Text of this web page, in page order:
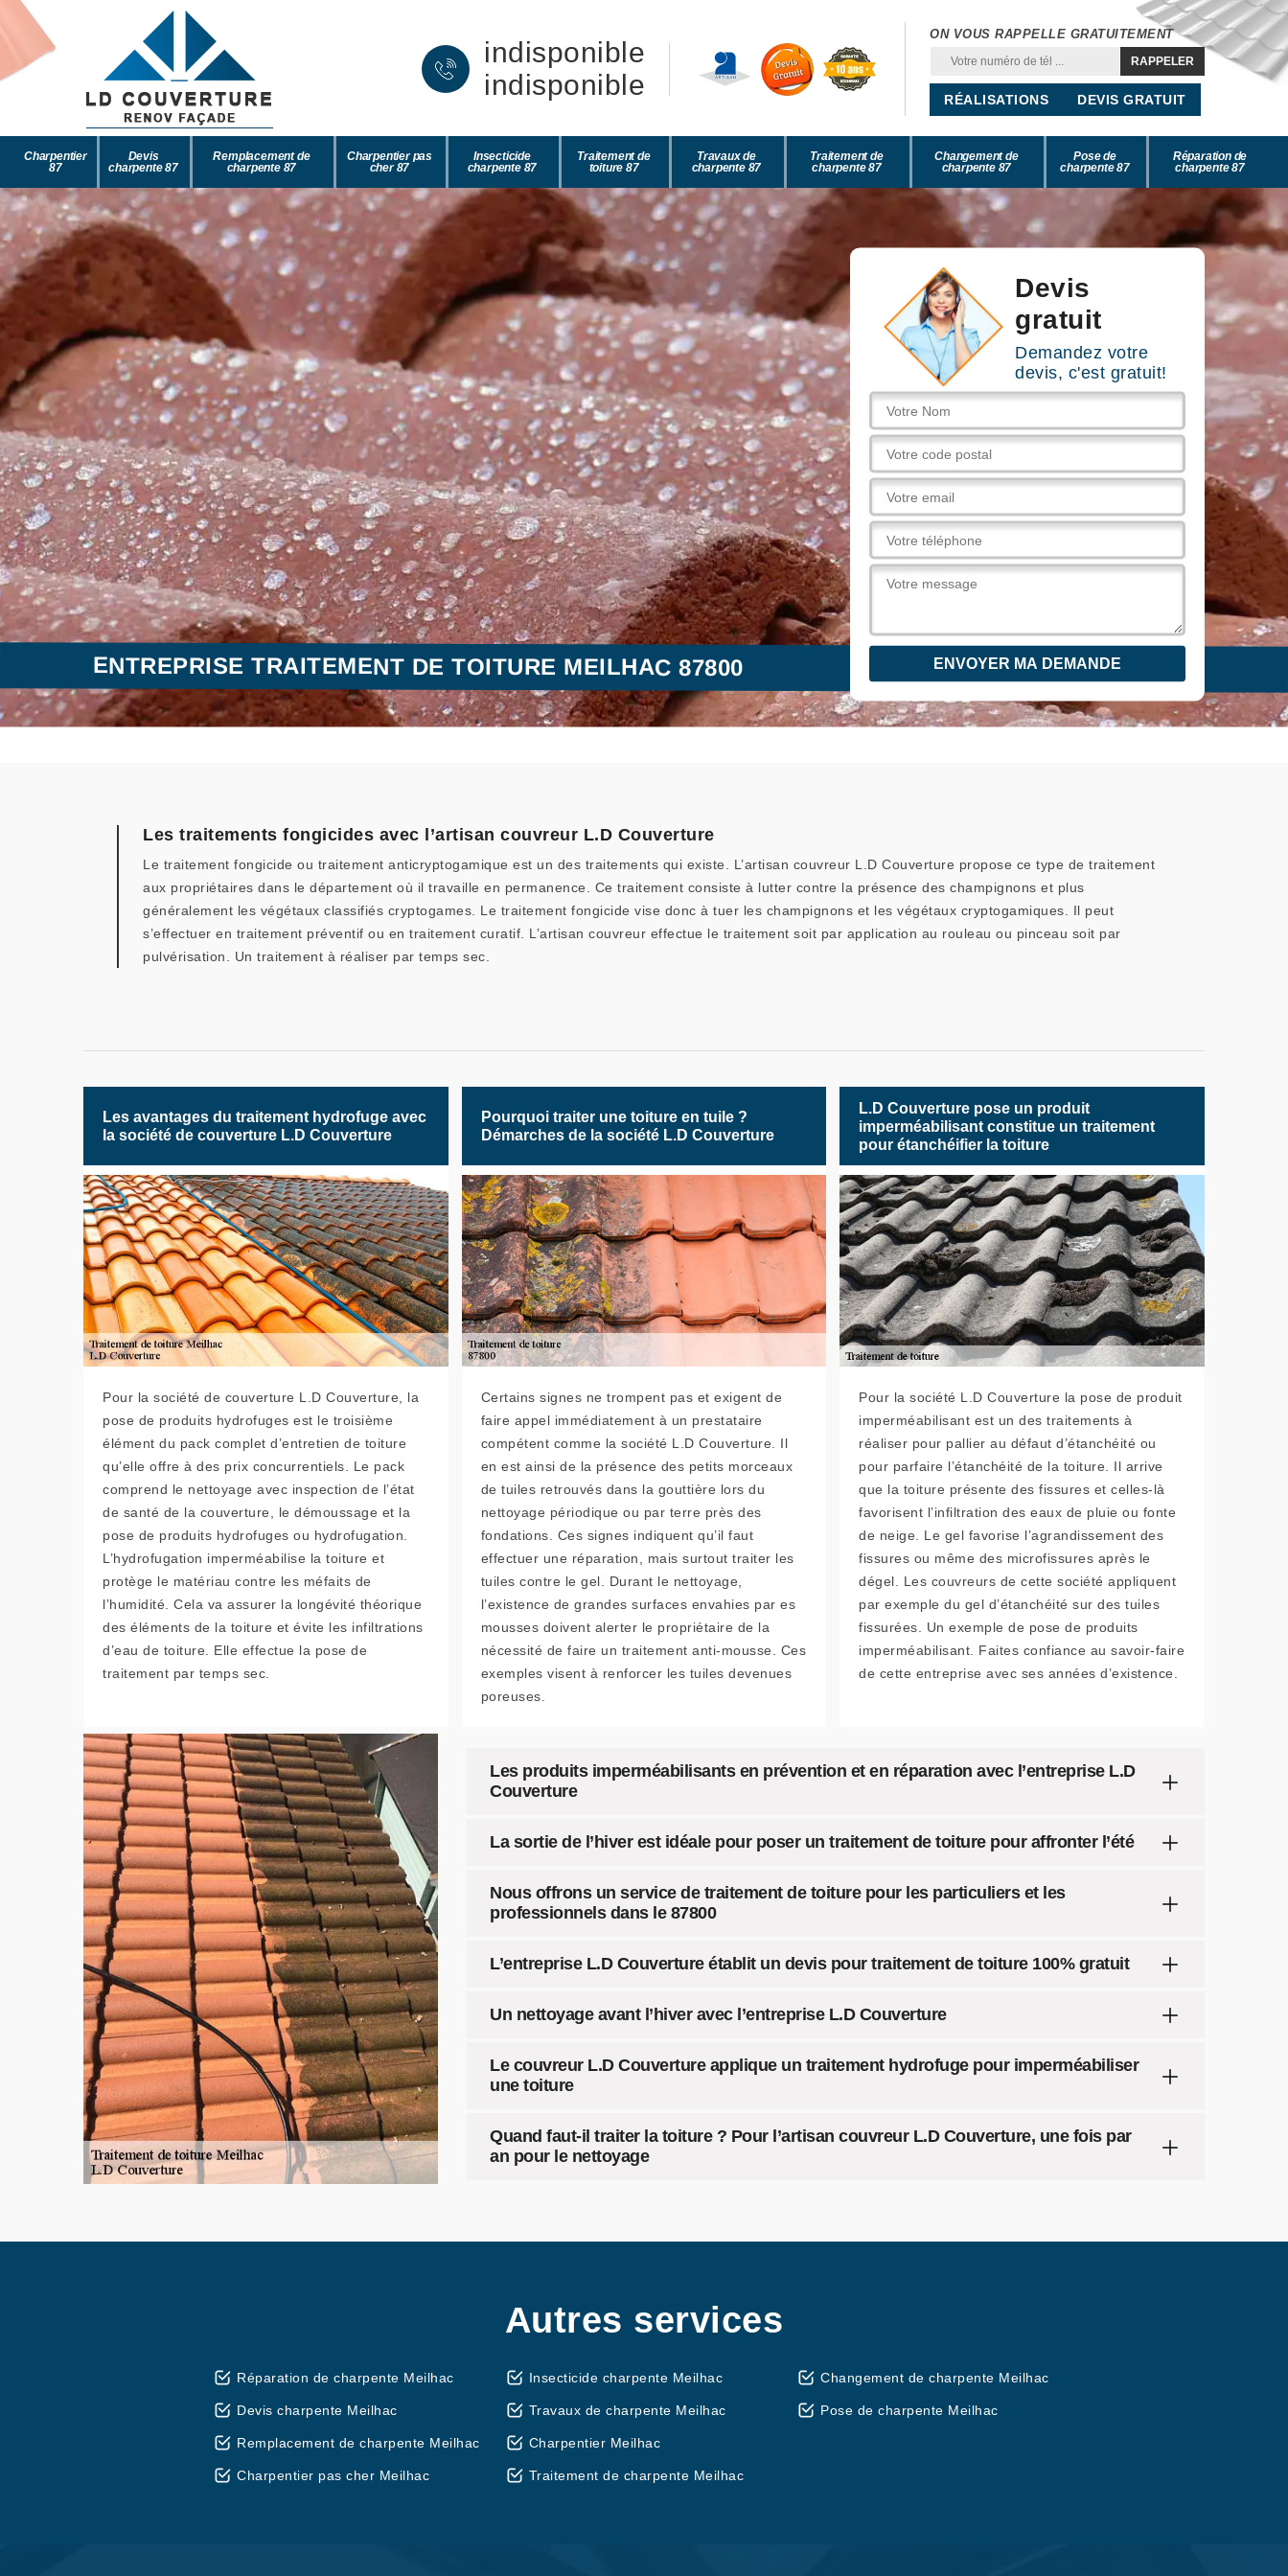
indisponible
indisponible
ON VOUS RAPPELLE GRATUITEMENT
RÉALISATIONS DEVIS GRATUIT
Charpentier
87
Devis
charpente 87
Remplacement de
charpente 87
Charpentier pas
cher 87
Insecticide
charpente 87
Traitement de
toiture 87
Travaux de
charpente 87
Traitement de
charpente 87
Changement de
charpente 87
Pose de
charpente 87
Réparation de
charpente 87
Devis
gratuit
Demandez votre
devis, c'est gratuit!
ENTREPRISE TRAITEMENT DE TOITURE MEILHAC 87800
Les traitements fongicides avec l’artisan couvreur L.D Couverture
Le traitement fongicide ou traitement anticryptogamique est un des traitements qui existe. L’artisan couvreur L.D Couverture propose ce type de traitement
aux propriétaires dans le département où il travaille en permanence. Ce traitement consiste à lutter contre la présence des champignons et plus
généralement les végétaux classifiés cryptogames. Le traitement fongicide vise donc à tuer les champignons et les végétaux cryptogamiques. Il peut
s’effectuer en traitement préventif ou en traitement curatif. L’artisan couvreur effectue le traitement soit par application au rouleau ou pinceau soit par
pulvérisation. Un traitement à réaliser par temps sec.
Les avantages du traitement hydrofuge avec
la société de couverture L.D Couverture
Pour la société de couverture L.D Couverture, la
pose de produits hydrofuges est le troisième
élément du pack complet d’entretien de toiture
qu’elle offre à des prix concurrentiels. Le pack
comprend le nettoyage avec inspection de l’état
de santé de la couverture, le démoussage et la
pose de produits hydrofuges ou hydrofugation.
L’hydrofugation imperméabilise la toiture et
protège le matériau contre les méfaits de
l’humidité. Cela va assurer la longévité théorique
des éléments de la toiture et évite les infiltrations
d’eau de toiture. Elle effectue la pose de
traitement par temps sec.
Pourquoi traiter une toiture en tuile ?
Démarches de la société L.D Couverture
Certains signes ne trompent pas et exigent de
faire appel immédiatement à un prestataire
compétent comme la société L.D Couverture. Il
en est ainsi de la présence des petits morceaux
de tuiles retrouvés dans la gouttière lors du
nettoyage périodique ou par terre près des
fondations. Ces signes indiquent qu’il faut
effectuer une réparation, mais surtout traiter les
tuiles contre le gel. Durant le nettoyage,
l’existence de grandes surfaces envahies par es
mousses doivent alerter le propriétaire de la
nécessité de faire un traitement anti-mousse. Ces
exemples visent à renforcer les tuiles devenues
poreuses.
L.D Couverture pose un produit
imperméabilisant constitue un traitement
pour étanchéifier la toiture
Pour la société L.D Couverture la pose de produit
imperméabilisant est un des traitements à
réaliser pour pallier au défaut d’étanchéité ou
pour parfaire l’étanchéité de la toiture. Il arrive
que la toiture présente des fissures et celles-là
favorisent l’infiltration des eaux de pluie ou fonte
de neige. Le gel favorise l’agrandissement des
fissures ou même des microfissures après le
dégel. Les couvreurs de cette société appliquent
par exemple du gel d’étanchéité sur des tuiles
fissurées. Un exemple de pose de produits
imperméabilisant. Faites confiance au savoir-faire
de cette entreprise avec ses années d’existence.
Les produits imperméabilisants en prévention et en réparation avec l’entreprise L.D
Couverture
La sortie de l’hiver est idéale pour poser un traitement de toiture pour affronter l’été
Nous offrons un service de traitement de toiture pour les particuliers et les
professionnels dans le 87800
L’entreprise L.D Couverture établit un devis pour traitement de toiture 100% gratuit
Un nettoyage avant l’hiver avec l’entreprise L.D Couverture
Le couvreur L.D Couverture applique un traitement hydrofuge pour imperméabiliser
une toiture
Quand faut-il traiter la toiture ? Pour l’artisan couvreur L.D Couverture, une fois par
an pour le nettoyage
Autres services
Réparation de charpente Meilhac
Devis charpente Meilhac
Remplacement de charpente Meilhac
Charpentier pas cher Meilhac
Insecticide charpente Meilhac
Travaux de charpente Meilhac
Charpentier Meilhac
Traitement de charpente Meilhac
Changement de charpente Meilhac
Pose de charpente Meilhac